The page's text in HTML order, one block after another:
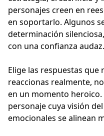
personajes creen en
en soportarlo. Algunos
determinación
con una confianza audaz.
Elige las respuestas que
reaccionas realmente,
en un momento
personaje cuya visión
emocionales se alinean